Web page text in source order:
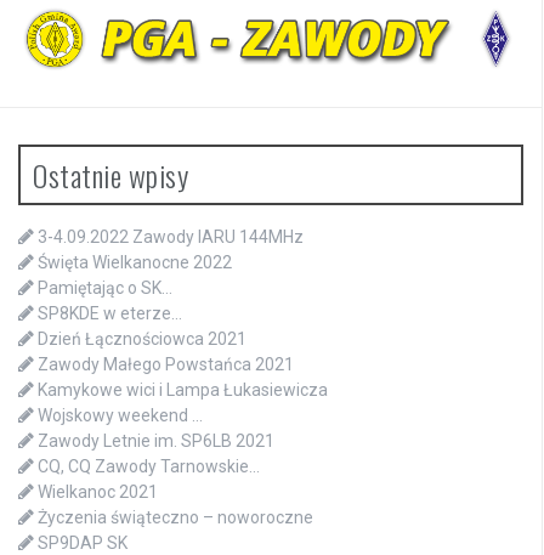
Ostatnie wpisy
3-4.09.2022 Zawody IARU 144MHz
Święta Wielkanocne 2022
Pamiętając o SK…
SP8KDE w eterze…
Dzień Łącznościowca 2021
Zawody Małego Powstańca 2021
Kamykowe wici i Lampa Łukasiewicza
Wojskowy weekend …
Zawody Letnie im. SP6LB 2021
CQ, CQ Zawody Tarnowskie…
Wielkanoc 2021
Życzenia świąteczno – noworoczne
SP9DAP SK